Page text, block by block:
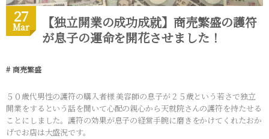
27
Mar
【独立開業の成功成就】商売繁盛の護符
が息子の運命を開花させました！
商売繁盛
５０歳代男性の護符の購入者様 美容師の息子が２５歳という若さで独立
開業をするという話を聞いて心配の親心から天就院さんの護符を持たせる
ことにしました。護符の効果が息子の経営手腕に磨きをかけてくれたおか
げでお店は大盛況です。